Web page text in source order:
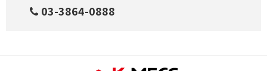
03-3864-0888